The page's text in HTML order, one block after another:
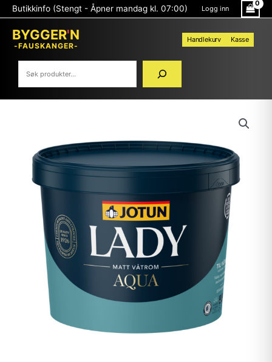
Hopp
rett
innholdet
Butikkinfo (Stengt - Åpner mandag kl. 07:00) Logg inn
BYGGER'N
-FAUSKANGER-
Handlekurv Kasse
Søk
HVIT-
BASE
2,7L